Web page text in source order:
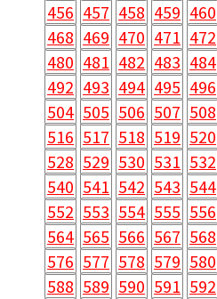
456 457 458 459 460
468 469 470 471 472
480 481 482 483 484
492 493 494 495 496
504 505 506 507 508
516 517 518 519 520
528 529 530 531 532
540 541 542 543 544
552 553 554 555 556
564 565 566 567 568
576 577 578 579 580
588 589 590 591 592